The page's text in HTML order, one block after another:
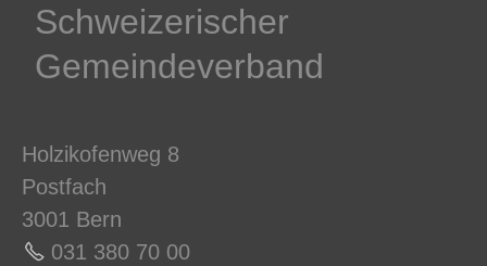
Schweizerischer
Gemeindeverband
Holzikofenweg 8
Postfach
3001 Bern
031 380 70 00